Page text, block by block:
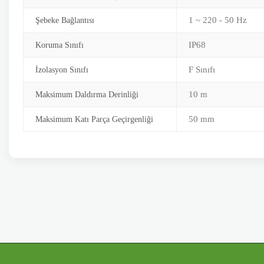
Şebeke Bağlantısı 1 ~ 220 - 50 Hz
Koruma Sınıfı IP68
İzolasyon Sınıfı F Sınıfı
Maksimum Daldırma Derinliği 10 m
Maksimum Katı Parça Geçirgenliği 50 mm